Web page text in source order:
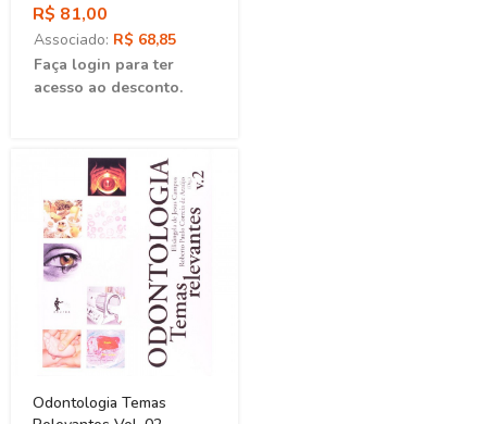
R$ 81,00
Associado: R$ 68,85
Faça login para ter
acesso ao desconto.
Odontologia Temas